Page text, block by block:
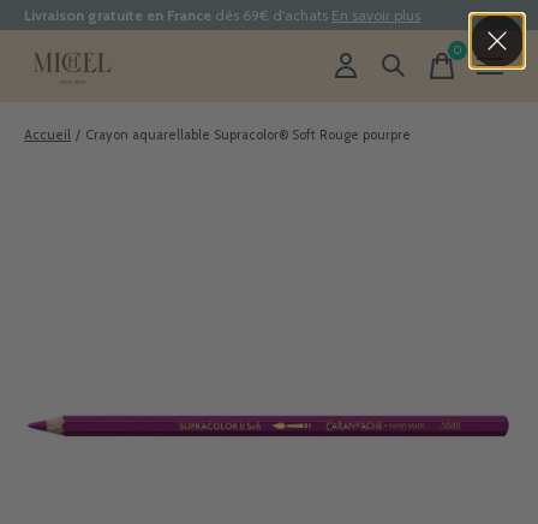
Livraison gratuite en France dès 69€ d'achats En savoir plus
0items
Accueil / Crayon aquarellable Supracolor® Soft Rouge pourpre